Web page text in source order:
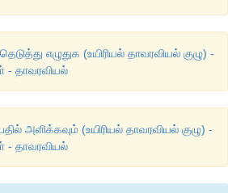
எழுதுக (உயிரியல் தாவரவியல் குழு) -
- தாவரவியல்
அளிக்கவும் (உயிரியல் தாவரவியல் குழு) -
- தாவரவியல்